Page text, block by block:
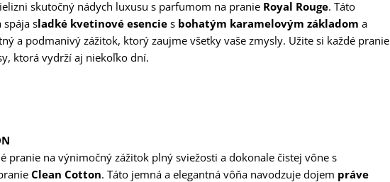
skutočný nádych luxusu s parfumom na pranie Royal Rouge. Táto
spája sladké kvetinové esencie s bohatým karamelovým základom a
a podmanivý zážitok, ktorý zaujme všetky vaše zmysly. Užite si každé pranie
ktorá vydrží aj niekoľko dní.
é pranie na výnimočný zážitok plný sviežosti a dokonale čistej vône s
Clean Cotton. Táto jemná a elegantná vôňa navodzuje dojem práve